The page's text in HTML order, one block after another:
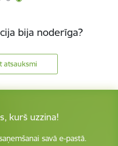
bija noderīga?
atsauksmi
kurš uzzina!
savā e-pastā.